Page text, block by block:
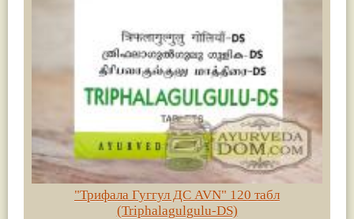
"Трифала Гуггул ДС AVN" 120 табл
(Triphalagulgulu-DS)